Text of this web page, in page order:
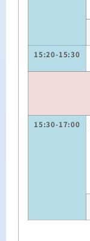
15:20-15:30
15:30-17:00